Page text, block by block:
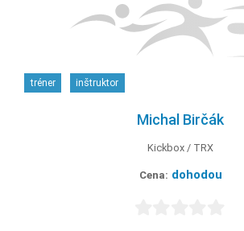
tréner inštruktor
Michal Birčák
Kickbox TRX
Cena: dohodou